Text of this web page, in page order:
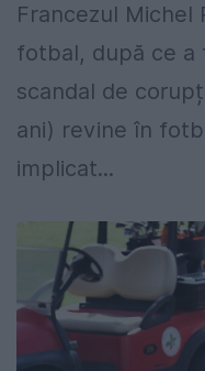
Francezul Michel
fotbal, după ce a
scandal de
ani) revine în
implicat...